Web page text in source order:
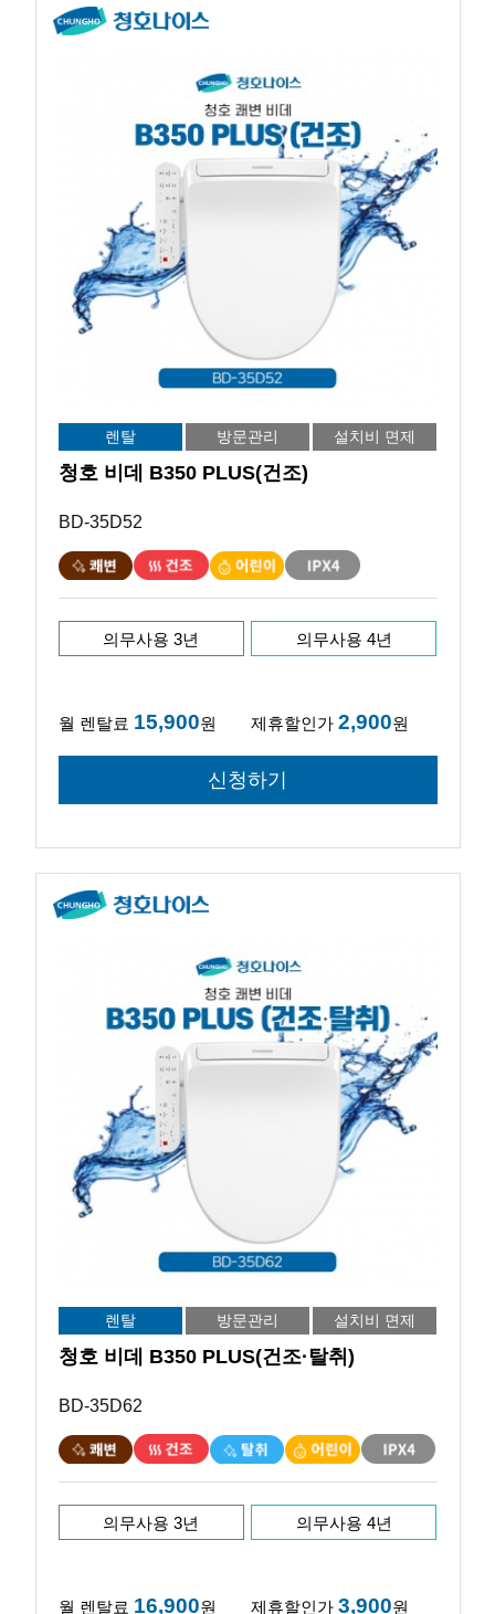
렌탈 방문관리 설치비 면제
청호 비데 B350 PLUS(건조)
BD-35D52
의무사용 3년 의무사용 4년
월 렌탈료 15,900원 제휴할인가2,900원
렌탈 방문관리 설치비 면제
청호 비데 B350 PLUS(건조·탈취)
BD-35D62
의무사용 3년 의무사용 4년
월 렌탈료 16,900원 제휴할인가3,900원